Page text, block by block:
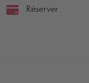
Réserver